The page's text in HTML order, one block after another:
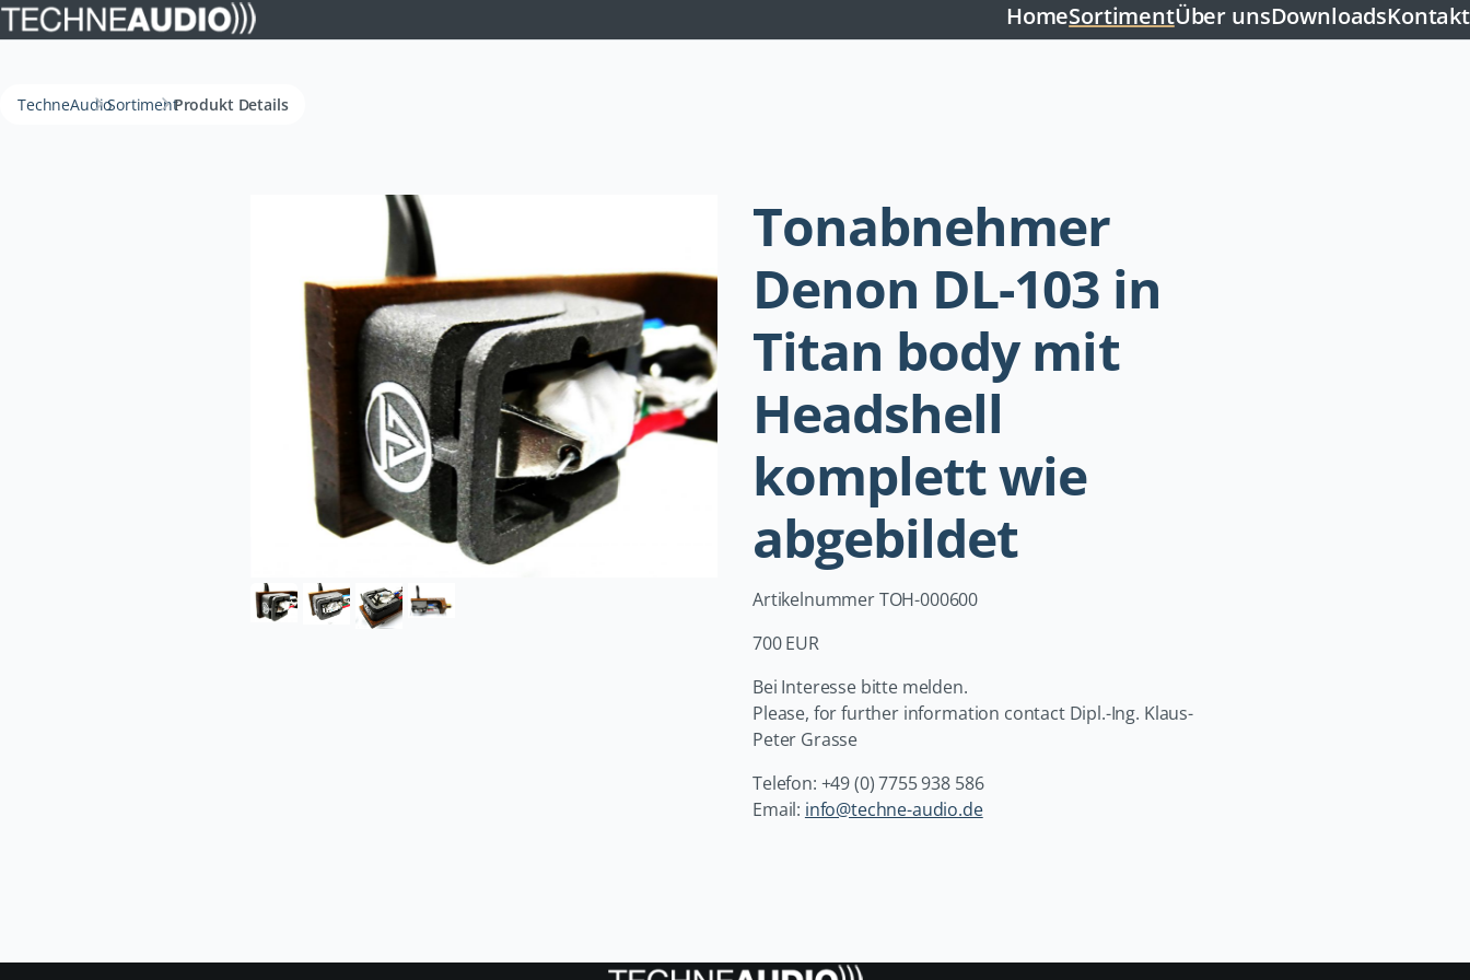
überspringen
HomeSortimentÜber unsDownloadsKontakt
TechneAudioSortimentProdukt Details
Tonabnehmer
Denon DL-103 in
Titan body mit
Headshell
komplett wie
abgebildet
Artikelnummer TOH-000600
700 EUR
Bei Interesse bitte melden.
Please, for further information contact Dipl.-Ing. Klaus-
Peter Grasse
Telefon: +49 (0) 7755 938 586
Email: info@techne-audio.de